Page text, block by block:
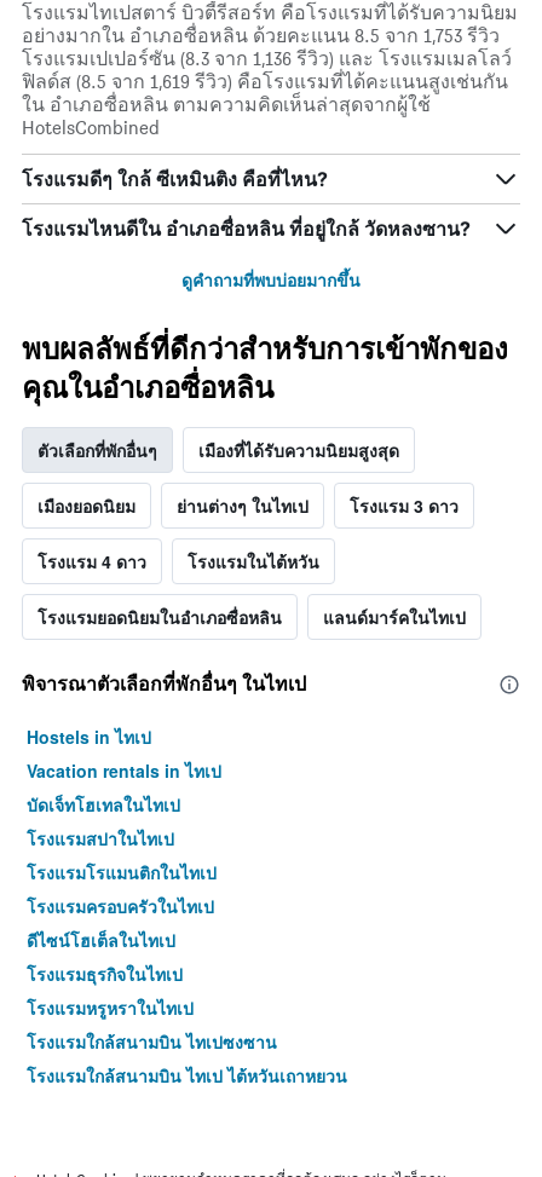
โรงแรมไทเปสตาร์ บิวตี้รีสอร์ท คือโรงแรมที่ได้รับความนิยม
อย่างมากใน อำเภอซื่อหลิน ด้วยคะแนน 8.5 จาก 1,753 รีวิว
โรงแรมเปเปอร์ซัน (8.3 จาก 1,136 รีวิว) และ โรงแรมเมลโลว์
ฟิลด์ส (8.5 จาก 1,619 รีวิว) คือโรงแรมที่ได้คะแนนสูงเช่นกัน
ใน อำเภอซื่อหลิน ตามความคิดเห็นล่าสุดจากผู้ใช้
HotelsCombined
โรงแรมดีๆ ใกล้ ซีเหมินติง คือที่ไหน?
โรงแรมไหนดีใน อำเภอซื่อหลิน ที่อยู่ใกล้ วัดหลงซาน?
ดูคำถามที่พบบ่อยมากขึ้น
พบผลลัพธ์ที่ดีกว่าสำหรับการเข้าพักของ
คุณในอำเภอซื่อหลิน
ตัวเลือกที่พักอื่นๆ เมืองที่ได้รับความนิยมสูงสุด
เมืองยอดนิยม ย่านต่างๆ ในไทเป โรงแรม 3 ดาว
โรงแรม 4 ดาว โรงแรมในไต้หวัน
โรงแรมยอดนิยมในอำเภอซื่อหลิน แลนด์มาร์คในไทเป
พิจารณาตัวเลือกที่พักอื่นๆ ในไทเป
Hostels in ไทเป
Vacation rentals in ไทเป
บัดเจ็ทโฮเทลในไทเป
โรงแรมสปาในไทเป
โรงแรมโรแมนติกในไทเป
โรงแรมครอบครัวในไทเป
ดีไซน์โฮเต็ลในไทเป
โรงแรมธุรกิจในไทเป
โรงแรมหรูหราในไทเป
โรงแรมใกล้สนามบิน ไทเปซงซาน
โรงแรมใกล้สนามบิน ไทเป ไต้หวันเถาหยวน